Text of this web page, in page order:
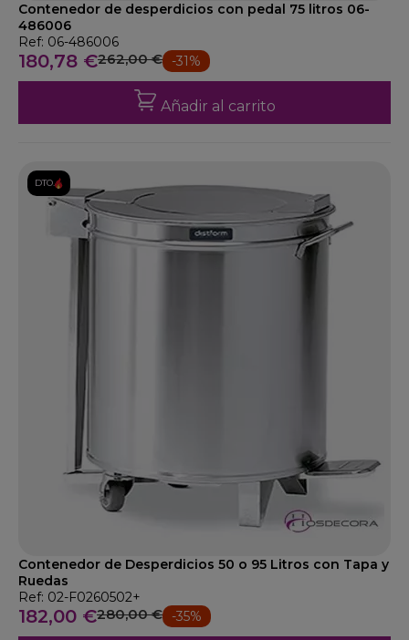
Contenedor de desperdicios con pedal 75 litros 06-
486006
Ref: 06-486006
180,78 €262,00 € -31%
Añadir al carrito
DTO.
Contenedor de Desperdicios 50 o 95 Litros con Tapa y
Ruedas
Ref: 02-F0260502+
182,00 €280,00 € -35%